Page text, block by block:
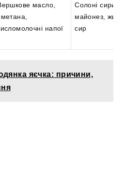
масло,
напої
Солоні сири,
майонез,
сир
яєчка: причини,